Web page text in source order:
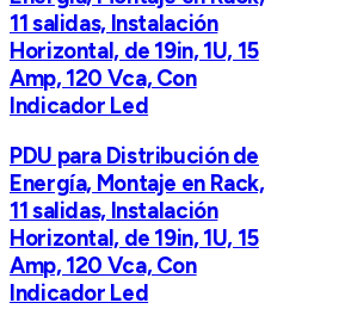
11 salidas, Instalación
Horizontal, de 19in, 1U, 15
Amp, 120 Vca, Con
Indicador Led
PDU para Distribución de
Energía, Montaje en Rack,
11 salidas, Instalación
Horizontal, de 19in, 1U, 15
Amp, 120 Vca, Con
Indicador Led